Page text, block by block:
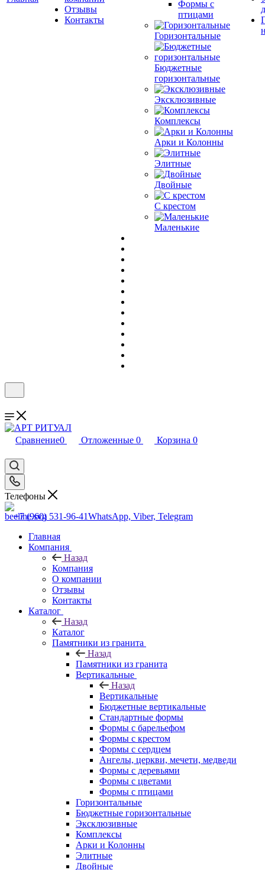
Отзывы
Контакты
Формы с
птицами
Горизонтальные
Бюджетные
горизонтальные
Эксклюзивные
Комплексы
Арки и Колонны
Элитные
Двойные
С крестом
Маленькие
Сравнение0 Отложенные 0 Корзина 0
Телефоны
+7 (960) 531-96-41WhatsApp, Viber, Telegram
Главная
Компания
Назад
Компания
О компании
Отзывы
Контакты
Каталог
Назад
Каталог
Памятники из гранита
Назад
Памятники из гранита
Вертикальные
Назад
Вертикальные
Бюджетные вертикальные
Стандартные формы
Формы с барельефом
Формы с крестом
Формы с сердцем
Ангелы, церкви, мечети, медведи
Формы с деревьями
Формы с цветами
Формы с птицами
Горизонтальные
Бюджетные горизонтальные
Эксклюзивные
Комплексы
Арки и Колонны
Элитные
Двойные